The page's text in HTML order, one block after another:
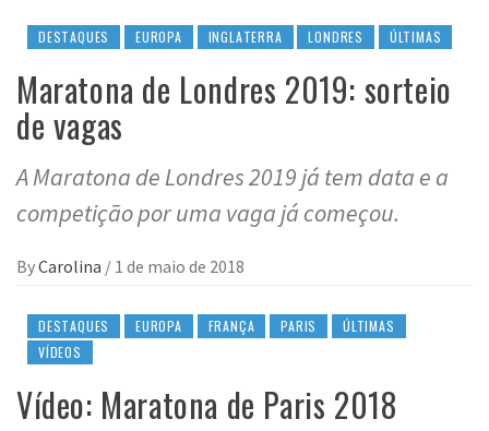
DESTAQUES EUROPA INGLATERRA LONDRES ÚLTIMAS
Maratona de Londres 2019: sorteio
de vagas
A Maratona de Londres 2019 já tem data e a
competição por uma vaga já começou.
ByCarolina / 1 de maio de 2018
DESTAQUES EUROPA FRANÇA PARIS
ÚLTIMAS
VÍDEOS
Vídeo: Maratona de Paris 2018